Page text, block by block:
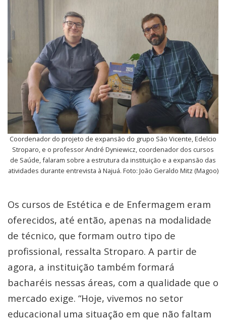
Coordenador do projeto de expansão do grupo São Vicente, Edelcio
Stroparo, e o professor André Dyniewicz, coordenador dos cursos
de Saúde, falaram sobre a estrutura da instituição e a expansão das
atividades durante entrevista à Najuá. Foto: João Geraldo Mitz (Magoo)
Os cursos de Estética e de Enfermagem eram
oferecidos, até então, apenas na modalidade
de técnico, que formam outro tipo de
profissional, ressalta Stroparo. A partir de
agora, a instituição também formará
bacharéis nessas áreas, com a qualidade que o
mercado exige. “Hoje, vivemos no setor
educacional uma situação em que não faltam